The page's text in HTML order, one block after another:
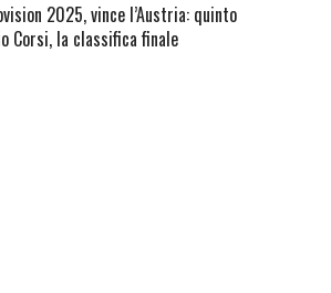
2025, vince l’Austria: quinto
Corsi, la classifica finale